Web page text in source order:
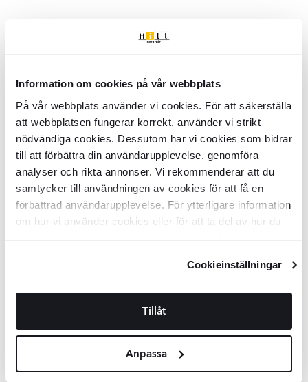
Information om cookies på vår webbplats
På vår webbplats använder vi cookies. För att säkerställa
att webbplatsen fungerar korrekt, använder vi strikt
nödvändiga cookies. Dessutom har vi cookies som bidrar
till att förbättra din användarupplevelse, genomföra
analyser och rikta annonser. Vi rekommenderar att du
samtycker till användningen av cookies för att få en
förbättrad användarupplevelse. För ytterligare information
om hur vi använder cookies eller för att ta del av hur du
Cookieinställningar
Tillåt
Anpassa
KakelDeltaBrons 33x33 cm
Yta:
Kant:Rund
Material: Granitkeramik
888 2
LÄGG I VARUKORG
KakelDeltaBeige 33x33 cm
KLR2087